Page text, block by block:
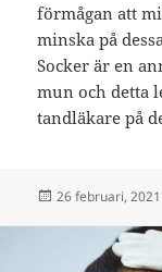
förmågan att
minska på
Socker är en
mun och detta
tandläkare på
Postat
26 februari, 2021